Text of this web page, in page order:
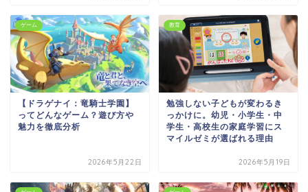
ゲーム
【ドラゲナイ：竜騎士学園】
ってどんなゲーム？遊び方や
魅力を徹底分析
2026年5月22日
教育
勉強しない子どもが変わるき
っかけに。幼児・小学生・中
学生・高校生の家庭学習にス
マイルゼミが選ばれる理由
2026年5月19日